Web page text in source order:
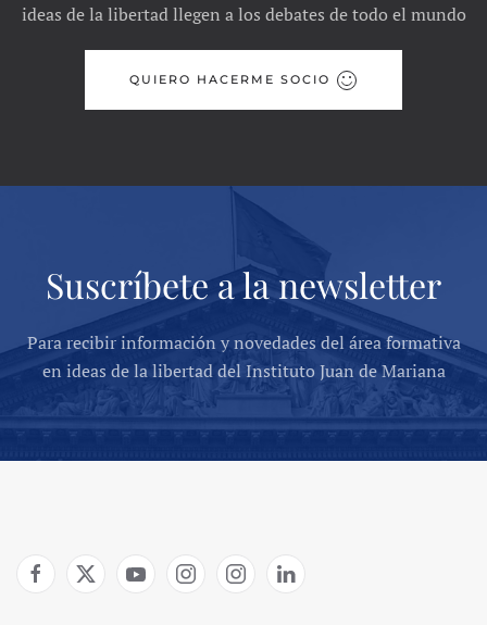
ideas de la libertad llegen a los debates de todo el mundo
QUIERO HACERME SOCIO
Suscríbete a la newsletter
Para recibir información y novedades del área formativa
en ideas de la libertad del Instituto Juan de Mariana